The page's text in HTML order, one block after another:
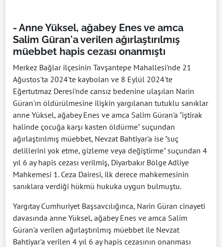
- Anne Yüksel, ağabey Enes ve amca
Salim Güran'a verilen ağırlaştırılmış
müebbet hapis cezası onanmıştı
Merkez Bağlar ilçesinin Tavşantepe Mahallesi'nde 21
Ağustos'ta 2024'te kaybolan ve 8 Eylül 2024'te
Eğertutmaz Deresi'nde cansız bedenine ulaşılan Narin
Güran'ın öldürülmesine ilişkin yargılanan tutuklu sanıklar
anne Yüksel, ağabey Enes ve amca Salim Güran'a "iştirak
halinde çocuğa karşı kasten öldürme" suçundan
ağırlaştırılmış müebbet, Nevzat Bahtiyar'a ise "suç
delillerini yok etme, gizleme veya değiştirme" suçundan 4
yıl 6 ay hapis cezası verilmiş, Diyarbakır Bölge Adliye
Mahkemesi 1. Ceza Dairesi, ilk derece mahkemesinin
sanıklara verdiği hükmü hukuka uygun bulmuştu.
Yargıtay Cumhuriyet Başsavcılığınca, Narin Güran cinayeti
davasında anne Yüksel, ağabey Enes ve amca Salim
Güran'a verilen ağırlaştırılmış müebbet ile Nevzat
Bahtiyar'a verilen 4 yıl 6 ay hapis cezasının onanması